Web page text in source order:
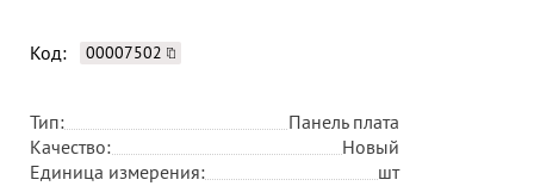
Код: 00007502
Тип:
Панель плата
Качество:
Новый
Единица измерения:
шт